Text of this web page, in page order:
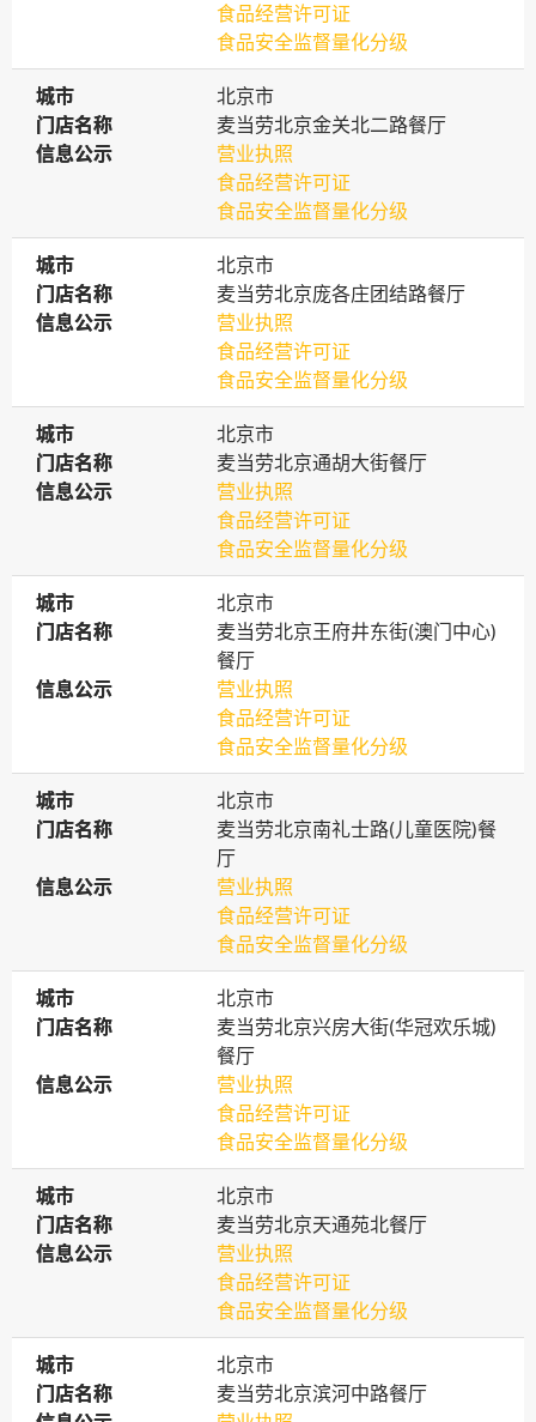
食品经营许可证
食品安全监督量化分级
城市
城市
北京市
门店名称
门店名称
麦当劳北京金关北二路餐厅
信息公示
信息公示
营业执照
食品经营许可证
食品安全监督量化分级
城市
城市
北京市
门店名称
门店名称
麦当劳北京庞各庄团结路餐厅
信息公示
信息公示
营业执照
食品经营许可证
食品安全监督量化分级
城市
城市
北京市
门店名称
门店名称
麦当劳北京通胡大街餐厅
信息公示
信息公示
营业执照
食品经营许可证
食品安全监督量化分级
城市
城市
北京市
门店名称
门店名称
麦当劳北京王府井东街(澳门中心)
餐厅
信息公示
信息公示
营业执照
食品经营许可证
食品安全监督量化分级
城市
城市
北京市
门店名称
门店名称
麦当劳北京南礼士路(儿童医院)餐
厅
信息公示
信息公示
营业执照
食品经营许可证
食品安全监督量化分级
城市
城市
北京市
门店名称
门店名称
麦当劳北京兴房大街(华冠欢乐城)
餐厅
信息公示
信息公示
营业执照
食品经营许可证
食品安全监督量化分级
城市
城市
北京市
门店名称
门店名称
麦当劳北京天通苑北餐厅
信息公示
信息公示
营业执照
食品经营许可证
食品安全监督量化分级
城市
城市
北京市
门店名称
门店名称
麦当劳北京滨河中路餐厅